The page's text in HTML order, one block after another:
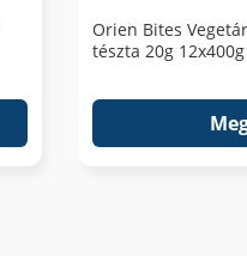
Orien Bites
tészta 20g